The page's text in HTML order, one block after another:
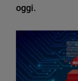
oggi.